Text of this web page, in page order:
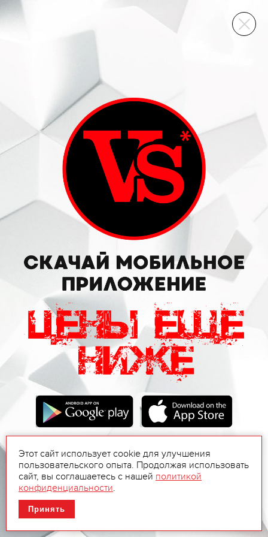
ВИННЫЙ СКЛАД
Этот сайт использует cookie для улучшения
пользовательского опыта. Продолжая использовать
сайт, вы соглашаетесь с нашей политикой
конфиденциальности.
Принять